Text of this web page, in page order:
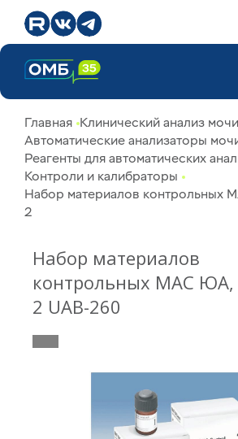
Главная Клинический анализ мочи
Автоматические анализаторы
Реагенты для автоматических
Контроли и калибраторы
Набор материалов контрольных
2
Набор материалов
контрольных МАС ЮА,
2 UAB-260